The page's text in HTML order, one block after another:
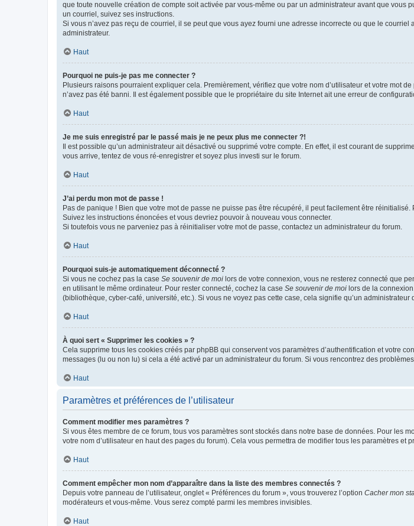
que toute nouvelle création de compte soit activée par vous-même ou par un administrateur avant que vous
un courriel, suivez ses instructions.
Si vous n’avez pas reçu de courriel, il se peut que vous ayez fourni une adresse incorrecte ou que le
administrateur.
Haut
Pourquoi ne puis-je pas me connecter ?
Plusieurs raisons pourraient expliquer cela. Premièrement, vérifiez que votre nom d’utilisateur et votre mot
n’avez pas été banni. Il est également possible que le propriétaire du site Internet ait une erreur de
Haut
Je me suis enregistré par le passé mais je ne peux plus me connecter ?!
Il est possible qu’un administrateur ait désactivé ou supprimé votre compte. En effet, il est courant de
vous arrive, tentez de vous ré-enregistrer et soyez plus investi sur le forum.
Haut
J’ai perdu mon mot de passe !
Pas de panique ! Bien que votre mot de passe ne puisse pas être récupéré, il peut facilement être
Suivez les instructions énoncées et vous devriez pouvoir à nouveau vous connecter.
Si toutefois vous ne parveniez pas à réinitialiser votre mot de passe, contactez un administrateur du forum.
Haut
Pourquoi suis-je automatiquement déconnecté ?
Si vous ne cochez pas la case Se souvenir de moi lors de votre connexion, vous ne resterez connecté que
en utilisant le même ordinateur. Pour rester connecté, cochez la case Se souvenir de moi lors de la
(bibliothèque, cyber-café, université, etc.). Si vous ne voyez pas cette case, cela signifie qu’un administrateur
Haut
À quoi sert « Supprimer les cookies » ?
Cela supprime tous les cookies créés par phpBB qui conservent vos paramètres d’authentification et votre
messages (lu ou non lu) si cela a été activé par un administrateur du forum. Si vous rencontrez des
Haut
Paramètres et préférences de l’utilisateur
Comment modifier mes paramètres ?
Si vous êtes membre de ce forum, tous vos paramètres sont stockés dans notre base de données. Pour les
votre nom d’utilisateur en haut des pages du forum). Cela vous permettra de modifier tous les paramètres et
Haut
Comment empêcher mon nom d’apparaître dans la liste des membres connectés ?
Depuis votre panneau de l’utilisateur, onglet « Préférences du forum », vous trouverez l’option Cacher mon
modérateurs et vous-même. Vous serez compté parmi les membres invisibles.
Haut